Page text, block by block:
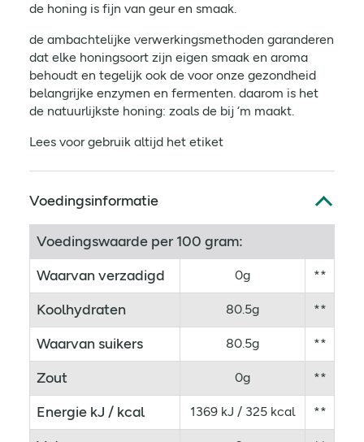
de honing is fijn van geur en smaak.
de ambachtelijke verwerkingsmethoden garanderen
dat elke honingsoort zijn eigen smaak en aroma
behoudt en tegelijk ook de voor onze gezondheid
belangrijke enzymen en fermenten. daarom is het
de natuurlijkste honing: zoals de bij ‘m maakt.
Lees voor gebruik altijd het etiket
Voedingsinformatie
Voedingswaarde per 100 gram:
Waarvan verzadigd
0g **
Koolhydraten 80.5g **
Waarvan suikers 80.5g **
Zout 0g **
Energie kJ / kcal 1369 kJ / 325 kcal **